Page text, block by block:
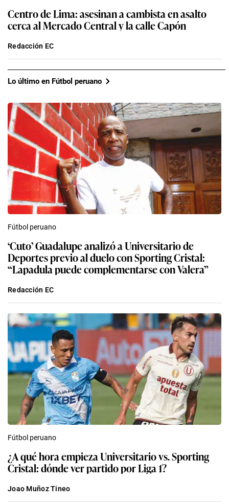
Centro de Lima: asesinan a cambista en asalto
cerca al Mercado Central y la calle Capón
Redacción EC
Lo último en Fútbol peruano
Fútbol peruano
‘Cuto’ Guadalupe analizó a Universitario de
Deportes previo al duelo con Sporting Cristal:
“Lapadula puede complementarse con Valera”
Redacción EC
Fútbol peruano
¿A qué hora empieza Universitario vs. Sporting
Cristal: dónde ver partido por Liga 1?
Joao Muñoz Tineo